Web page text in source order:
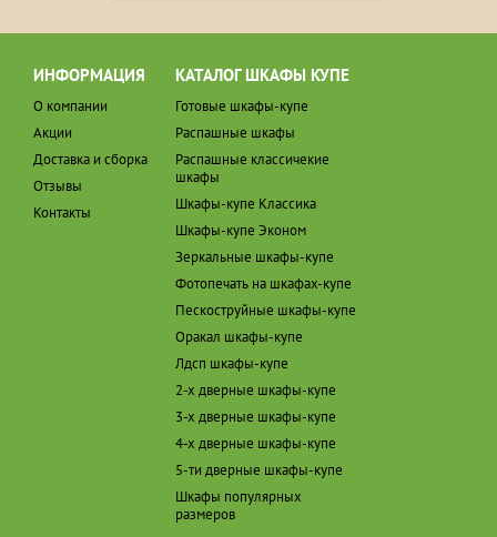
ИНФОРМАЦИЯ
О компании
Акции
Доставка и сборка
Отзывы
Контакты
КАТАЛОГ ШКАФЫ КУПЕ
Готовые шкафы-купе
Распашные шкафы
Распашные классичекие
шкафы
Шкафы-купе Классика
Шкафы-купе Эконом
Зеркальные шкафы-купе
Фотопечать на шкафах-купе
Пескоструйные шкафы-купе
Оракал шкафы-купе
Лдсп шкафы-купе
2-х дверные шкафы-купе
3-х дверные шкафы-купе
4-х дверные шкафы-купе
5-ти дверные шкафы-купе
Шкафы популярных
размеров